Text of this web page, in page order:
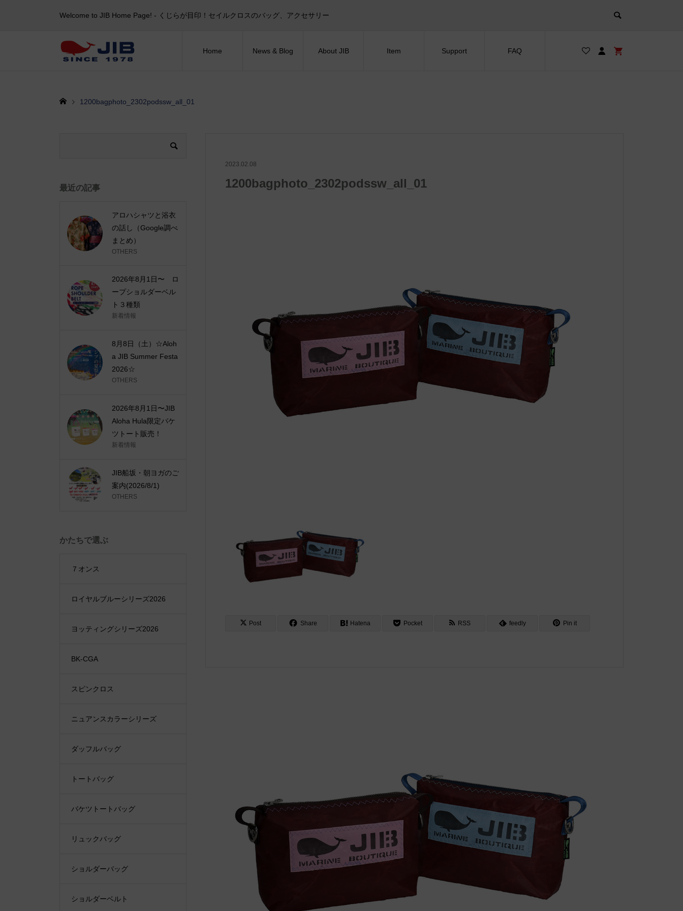
Welcome to JIB Home Page! ‐ くじらが目印！セイルクロスのバッグ、アクセサリー
Home News & Blog About JIB Item Support FAQ
1200bagphoto_2302podssw_all_01
2023.02.08
1200bagphoto_2302podssw_all_01
Post Share Hatena Pocket RSS feedly Pin it
最近の記事
アロハシャツと浴衣
の話し（Google調べ
まとめ）
OTHERS
2026年8月1日〜 ロ
ープショルダーベル
ト３種類
新着情報
8月8日（土）☆Aloh
a JIB Summer Festa
2026☆
OTHERS
2026年8月1日〜JIB
Aloha Hula限定バケ
ツトート販売！
新着情報
JIB船坂・朝ヨガのご
案内(2026/8/1)
OTHERS
かたちで選ぶ
７オンス
ロイヤルブルーシリーズ2026
ヨッティングシリーズ2026
BK-CGA
スピンクロス
ニュアンスカラーシリーズ
ダッフルバッグ
トートバッグ
バケツトートバッグ
リュックバッグ
ショルダーバッグ
ショルダーベルト